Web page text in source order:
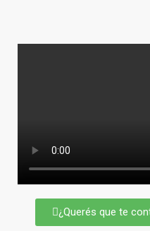
¿Querés que te